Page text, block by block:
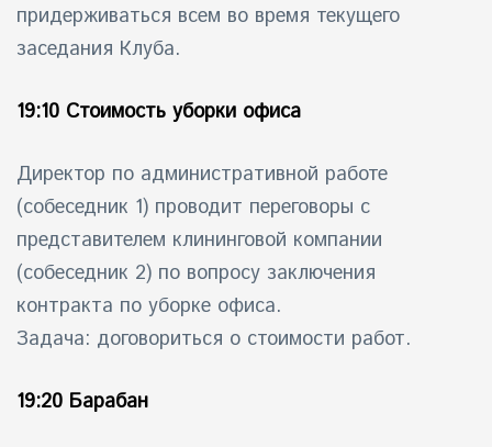
придерживаться всем во время текущего
заседания Клуба.
19:10 Стоимость уборки офиса
Директор по административной работе
(собеседник 1) проводит переговоры с
представителем клининговой компании
(собеседник 2) по вопросу заключения
контракта по уборке офиса.
Задача: договориться о стоимости работ.
19:20 Барабан